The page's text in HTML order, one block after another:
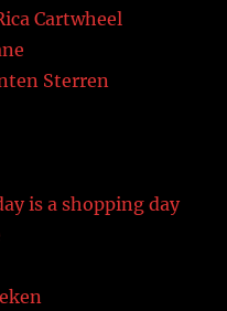
Cartwheel
Sterren
is a shopping day